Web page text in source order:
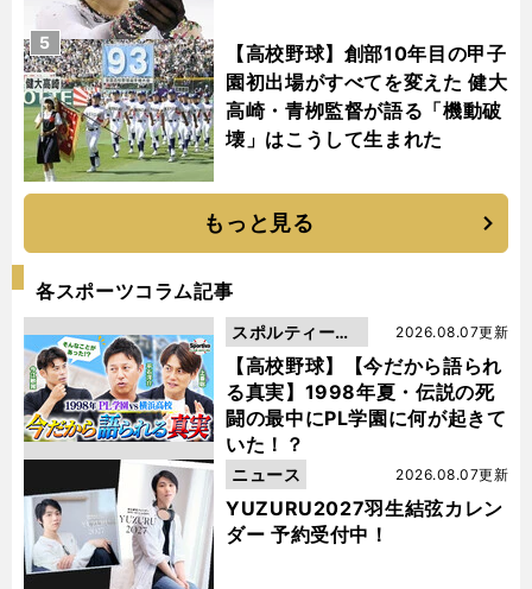
【高校野球】創部10年目の甲子
園初出場がすべてを変えた 健大
高崎・青栁監督が語る「機動破
壊」はこうして生まれた
5
もっと見る
各スポーツコラム記事
【高校野球】【今だから語られ
る真実】1998年夏・伝説の死
闘の最中にPL学園に何が起きて
いた！？
2026.08.07更新
スポルティーバ
動画
YUZURU2027羽生結弦カレン
ダー 予約受付中！
2026.08.07更新
ニュース